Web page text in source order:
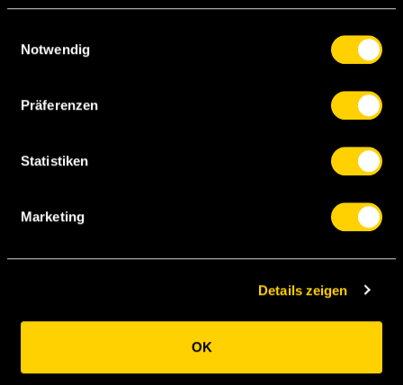
Notwendig
Präferenzen
Statistiken
Marketing
Details zeigen
OK
GELB-
KARTEN
0